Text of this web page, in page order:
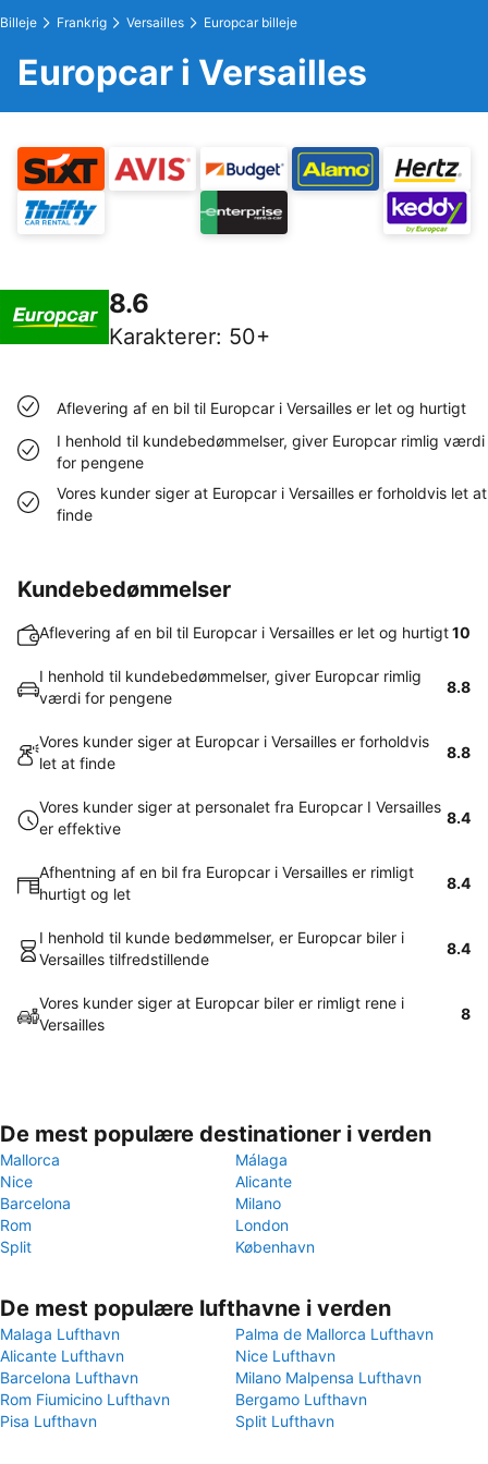
Billeje Frankrig Versailles Europcar billeje
Europcar i Versailles
8.6
Karakterer: 50+
Aflevering af en bil til Europcar i Versailles er let og hurtigt
I henhold til kundebedømmelser, giver Europcar rimlig værdi
for pengene
Vores kunder siger at Europcar i Versailles er forholdvis let at
finde
Kundebedømmelser
Aflevering af en bil til Europcar i Versailles er let og hurtigt10
I henhold til kundebedømmelser, giver Europcar rimlig
værdi for pengene
8.8
Vores kunder siger at Europcar i Versailles er forholdvis
let at finde
8.8
Vores kunder siger at personalet fra Europcar I Versailles
er effektive
8.4
Afhentning af en bil fra Europcar i Versailles er rimligt
hurtigt og let
8.4
I henhold til kunde bedømmelser, er Europcar biler i
Versailles tilfredstillende
8.4
Vores kunder siger at Europcar biler er rimligt rene i
Versailles
8
De mest populære destinationer i verden
Mallorca
Málaga
Nice
Alicante
Barcelona
Milano
Rom
London
Split
København
De mest populære lufthavne i verden
Malaga Lufthavn
Palma de Mallorca Lufthavn
Alicante Lufthavn
Nice Lufthavn
Barcelona Lufthavn
Milano Malpensa Lufthavn
Rom Fiumicino Lufthavn
Bergamo Lufthavn
Pisa Lufthavn
Split Lufthavn